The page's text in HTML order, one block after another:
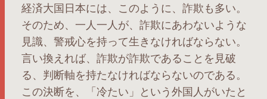
経済大国日本には、このように、詐欺も多い。
そのため、一人一人が、詐欺にあわないような
見識、警戒心を持って生きなければならない。
言い換えれば、詐欺が詐欺であることを見破
る、判断軸を持たなければならないのである。
この決断を、「冷たい」という外国人がいたと